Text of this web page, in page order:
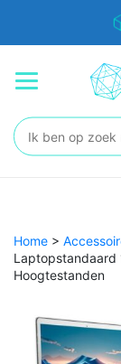
Zoeken:
Home >
Laptopstandaard
Hoogtestanden